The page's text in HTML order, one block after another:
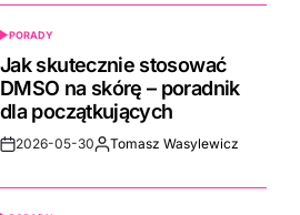
POSTED
IN
PORADY
Jak skutecznie stosować
DMSO na skórę – poradnik
dla początkujących
Post2026-05-30By:Tomasz Wasylewicz